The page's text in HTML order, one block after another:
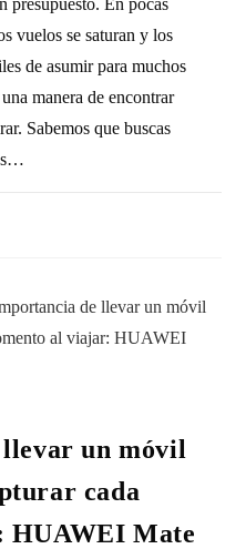
presupuesto. En pocas
vuelos se saturan y los
de asumir para muchos
manera de encontrar
Sabemos que buscas
un móvil
cada
HUAWEI Mate